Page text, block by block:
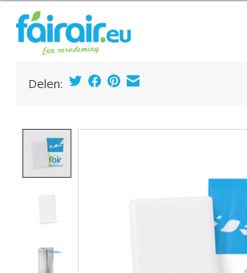
Delen: